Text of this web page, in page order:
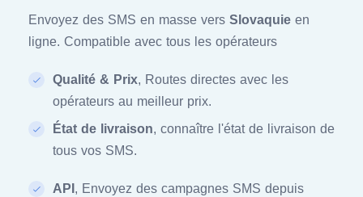
Envoyez des SMS en masse vers Slovaquie en
ligne. Compatible avec tous les opérateurs
Qualité & Prix, Routes directes avec les
opérateurs au meilleur prix.
État de livraison, connaître l'état de livraison de
tous vos SMS.
API , Envoyez des campagnes SMS depuis